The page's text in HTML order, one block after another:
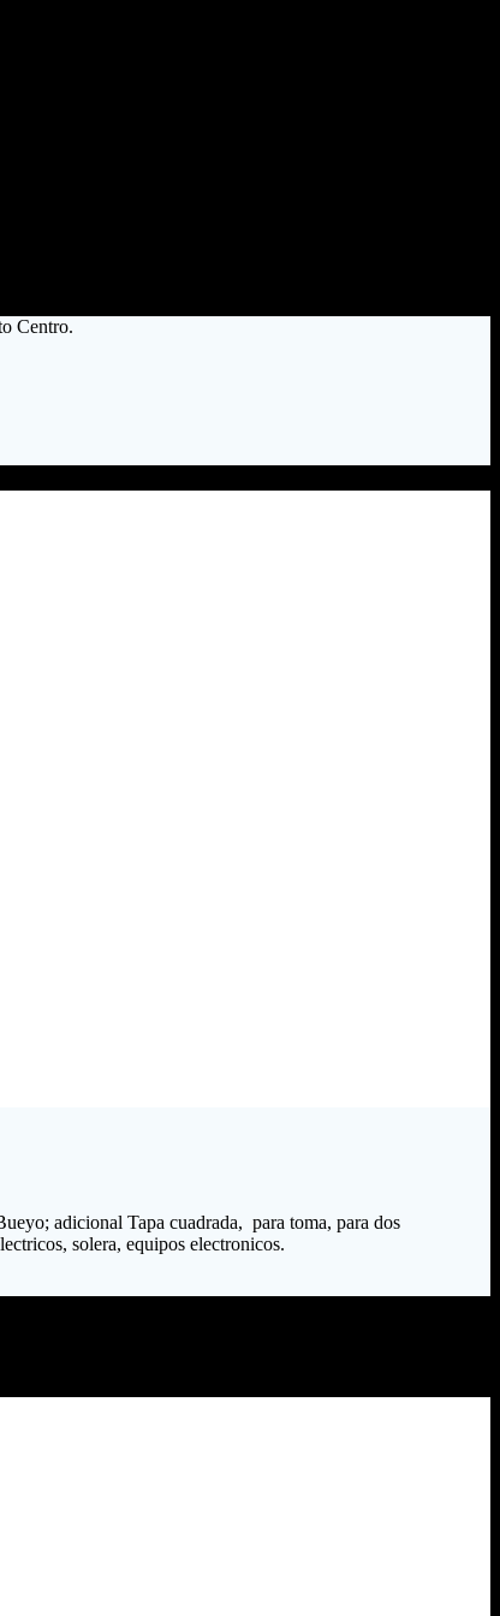
Centro.
adicional Tapa cuadrada, para toma, para dos
solera, equipos electronicos.